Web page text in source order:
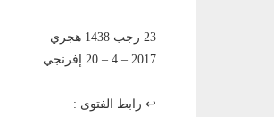
23 رجب 1438 هجري
2017 – 4 – 20 إفرنجي
↩ رابط الفتوى :